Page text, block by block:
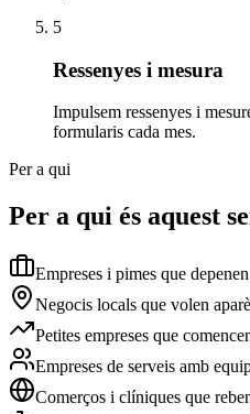
5
Ressenyes i mesura
Impulsem ressenyes i
formularis cada mes.
Per a qui
Per a qui és aquest
Empreses i pimes que
Negocis locals que volen
Petites empreses que
Empreses de serveis amb
Comerços i clíniques que